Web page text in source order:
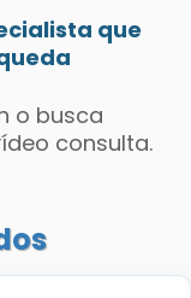
que
o busca
consulta.